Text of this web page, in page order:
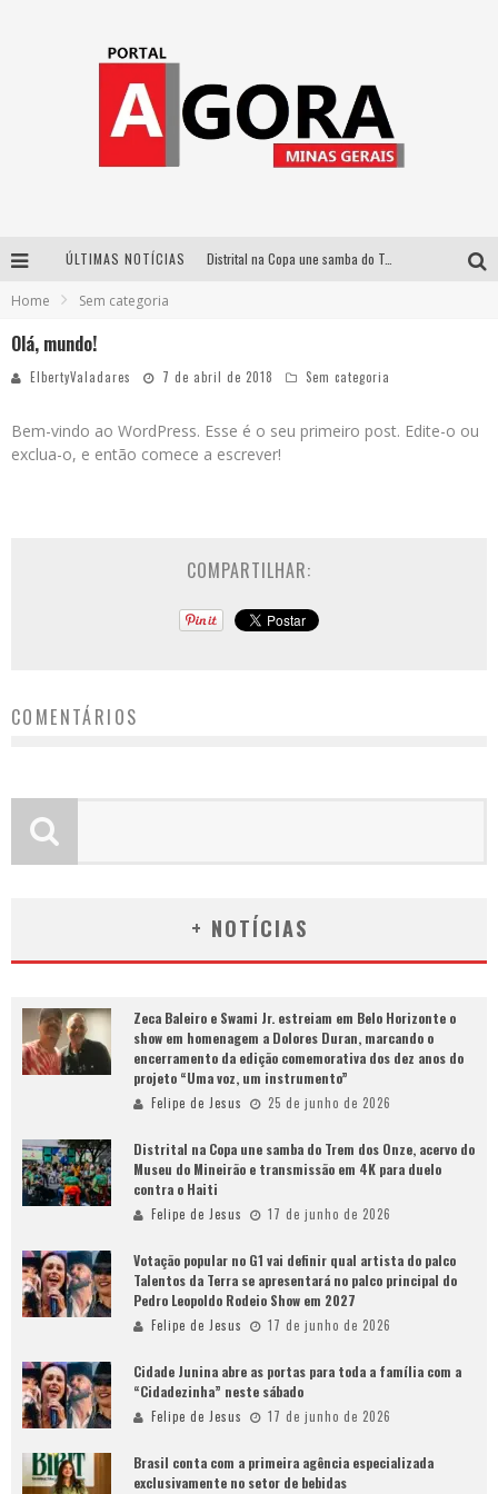
ÚLTIMAS NOTÍCIAS Distrital na Copa une samba do Trem dos Onze, acervo do Museu do Mineirão e transmissão em 4K para duelo contra o Haiti
Home Sem categoria
Olá, mundo!
ElbertyValadares 7 de abril de 2018 Sem categoria
Bem-vindo ao WordPress. Esse é o seu primeiro post. Edite-o ou
exclua-o, e então comece a escrever!
COMPARTILHAR:
COMENTÁRIOS
+ NOTÍCIAS
Zeca Baleiro e Swami Jr. estreiam em Belo Horizonte o
show em homenagem a Dolores Duran, marcando o
encerramento da edição comemorativa dos dez anos do
projeto “Uma voz, um instrumento”
Felipe de Jesus 25 de junho de 2026
Distrital na Copa une samba do Trem dos Onze, acervo do
Museu do Mineirão e transmissão em 4K para duelo
contra o Haiti
Felipe de Jesus 17 de junho de 2026
Votação popular no G1 vai definir qual artista do palco
Talentos da Terra se apresentará no palco principal do
Pedro Leopoldo Rodeio Show em 2027
Felipe de Jesus 17 de junho de 2026
Cidade Junina abre as portas para toda a família com a
“Cidadezinha” neste sábado
Felipe de Jesus 17 de junho de 2026
Brasil conta com a primeira agência especializada
exclusivamente no setor de bebidas